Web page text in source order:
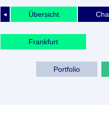
◄ Übersicht
Frankfurt
Portfolio